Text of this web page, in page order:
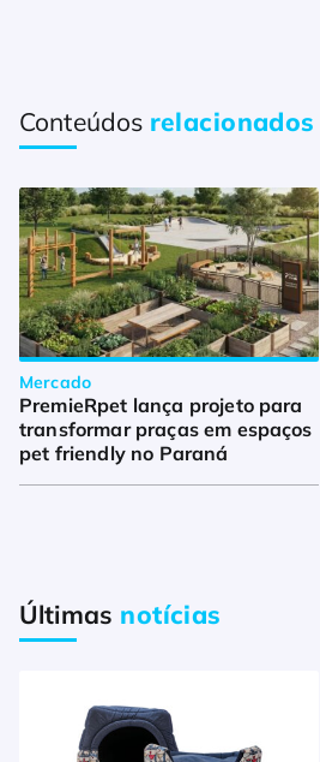
Conteúdos relacionados
Mercado
PremieRpet lança projeto para
transformar praças em espaços
pet friendly no Paraná
Últimas notícias